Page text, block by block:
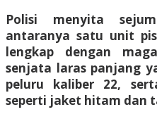
Polisi menyita
antaranya satu unit
lengkap dengan
senjata laras panjang
peluru kaliber 22,
seperti jaket hitam dan